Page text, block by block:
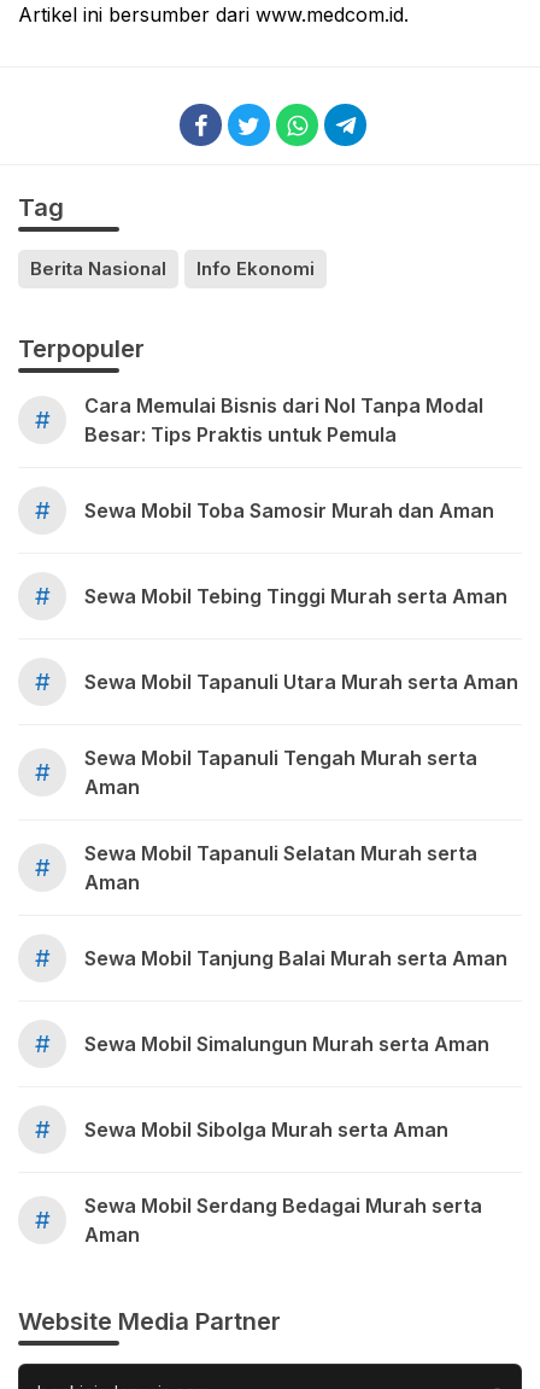
Artikel ini bersumber dari www.medcom.id.
Tag
Berita Nasional Info Ekonomi
Terpopuler
#
Cara Memulai Bisnis dari Nol Tanpa Modal
Besar: Tips Praktis untuk Pemula
# Sewa Mobil Toba Samosir Murah dan Aman
# Sewa Mobil Tebing Tinggi Murah serta Aman
# Sewa Mobil Tapanuli Utara Murah serta Aman
#
Sewa Mobil Tapanuli Tengah Murah serta
Aman
#
Sewa Mobil Tapanuli Selatan Murah serta
Aman
# Sewa Mobil Tanjung Balai Murah serta Aman
# Sewa Mobil Simalungun Murah serta Aman
# Sewa Mobil Sibolga Murah serta Aman
#
Sewa Mobil Serdang Bedagai Murah serta
Aman
Website Media Partner